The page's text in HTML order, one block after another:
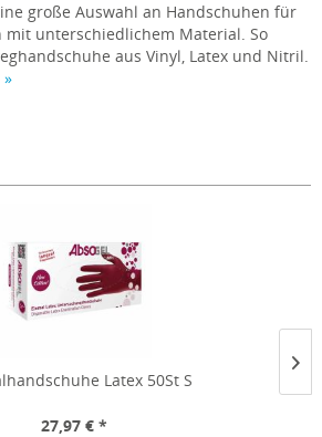
große Auswahl an Handschuhen für
mit unterschiedlichem Material. So
aus Vinyl, Latex und Nitril.
Latex 50St S
27,97 € *